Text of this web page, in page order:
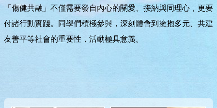
「傷健共融」不僅需要發自內心的關愛、接納與同理心，更要
付諸行動實踐。同學們積極參與，深刻體會到擁抱多元、共建
友善平等社會的重要性，活動極具意義。